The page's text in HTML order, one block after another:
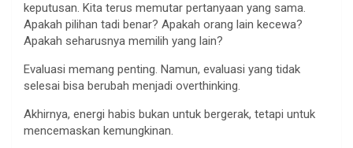
keputusan. Kita terus memutar pertanyaan yang sama.
Apakah pilihan tadi benar? Apakah orang lain kecewa?
Apakah seharusnya memilih yang lain?
Evaluasi memang penting. Namun, evaluasi yang tidak
selesai bisa berubah menjadi overthinking.
Akhirnya, energi habis bukan untuk bergerak, tetapi untuk
mencemaskan kemungkinan.